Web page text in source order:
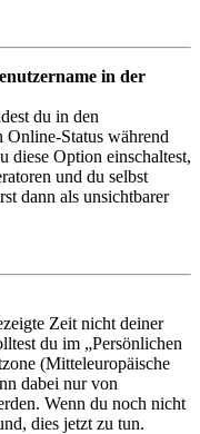
in der
du in den
Status während
diese Option einschaltest,
und du selbst
dann als unsichtbarer
Zeit nicht deiner
du im „Persönlichen
(Mitteleuropäische
dabei nur von
Wenn du noch nicht
dies jetzt zu tun.